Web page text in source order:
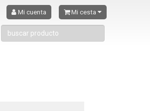
Mi cuenta
Mi cesta